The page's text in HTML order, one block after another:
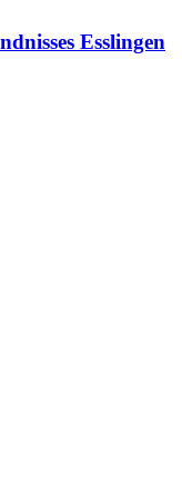
Esslingen